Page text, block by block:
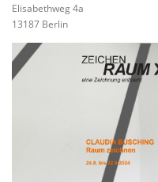
Elisabethweg 4a
13187 Berlin